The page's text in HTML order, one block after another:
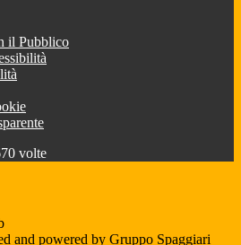
il Pubblico
volte
and powered by Gruppo Spaggiari